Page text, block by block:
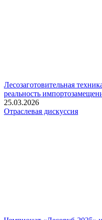
Лесозаготовительная
реальность
25.03.2026
Отраслевая дискуссия